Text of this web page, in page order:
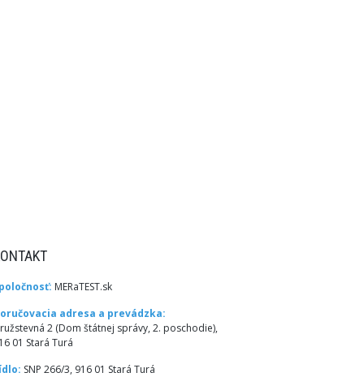
MERaTEST.sk
adresa a prevádzka:
2 (Dom štátnej správy, 2. poschodie),
01 Stará Turá
SNP 266/3, 916 01 Stará Turá